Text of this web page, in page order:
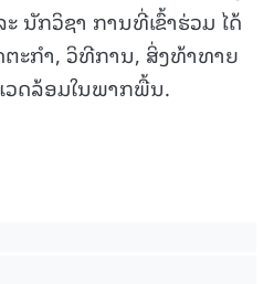
ນັກວິຊາ ການທີ່ເຂົ້າຮ່ວມ ໄດ້
ະກໍາ, ວິທີການ, ສິ່ງທ້າທາຍ
ວດລ້ອມໃນພາກພື້ນ.